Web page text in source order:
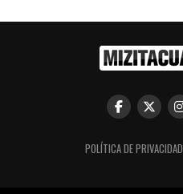
POLÍTICA DE PRIVACIDAD